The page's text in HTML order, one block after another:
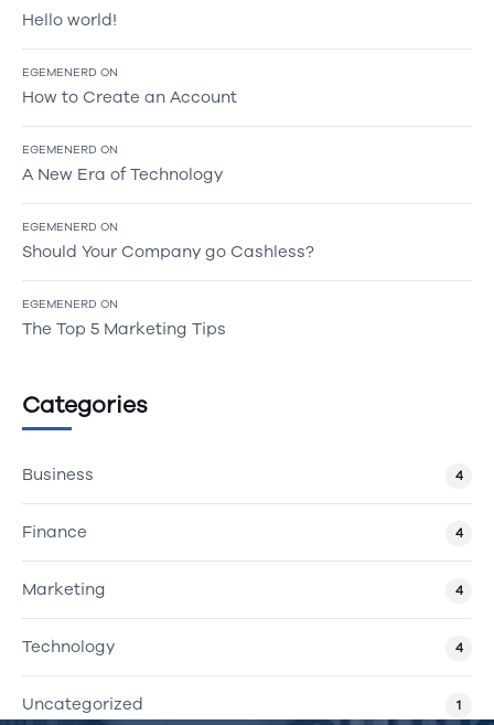
Hello world!
EGEMENERD ON
How to Create an Account
EGEMENERD ON
A New Era of Technology
EGEMENERD ON
Should Your Company go Cashless?
EGEMENERD ON
The Top 5 Marketing Tips
Categories
Business 4
Finance 4
Marketing 4
Technology 4
Uncategorized 1